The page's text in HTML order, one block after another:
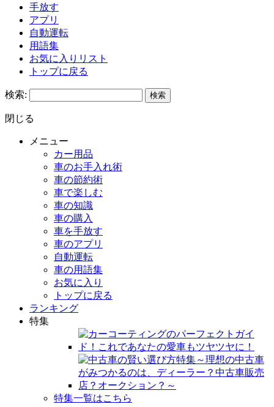
手放す
アプリ
自動運転
用語集
お気に入りリスト
トップに戻る
検索:
閉じる
メニュー
カー用品
車のお手入れ術
車の節約術
車で楽しむ
車の知識
車の購入
車を手放す
車のアプリ
自動運転
車の用語集
お気に入り
トップに戻る
ランキング
特集
特集一覧はこちら